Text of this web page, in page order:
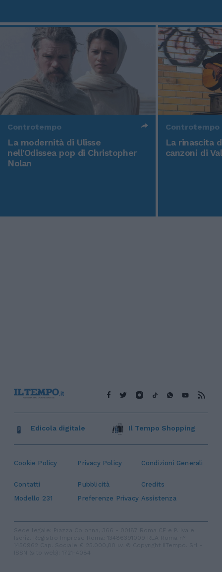
Controtempo
La modernità di Ulisse
nell'Odissea pop di Christopher
Nolan
Controtempo
La rinascita
canzoni di
Cookie Policy Privacy Policy Condizioni Generali
Contatti Pubblicità
Credits
Modello 231
Preferenze Privacy Assistenza
Edicola digitale Il Tempo Shopping